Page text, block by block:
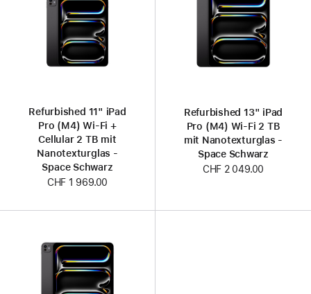
Refurbished 11" iPad
Pro (M4) Wi‑Fi +
Cellular 2 TB mit
Nanotexturglas -
Space Schwarz
CHF 1 969.00
Refurbished 13" iPad
Pro (M4) Wi‑Fi 2 TB
mit Nanotexturglas -
Space Schwarz
CHF 2 049.00